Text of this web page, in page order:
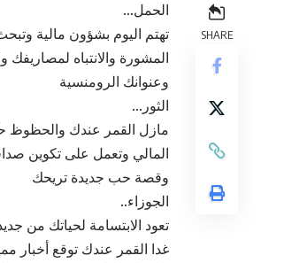
SHARE
الحمل…
تهتم اليوم بشؤون مالية
المشورة والانتباه
وعنوانك الرومنسية
الثور…
مازل القمر عندك والحظوظ
المالي وتعمل على تكوين
وقصة حب جديدة تريحك
الجوزاء..
تعود الابتسامة لحياتك من
غدا القمر عندك توقع أخبار